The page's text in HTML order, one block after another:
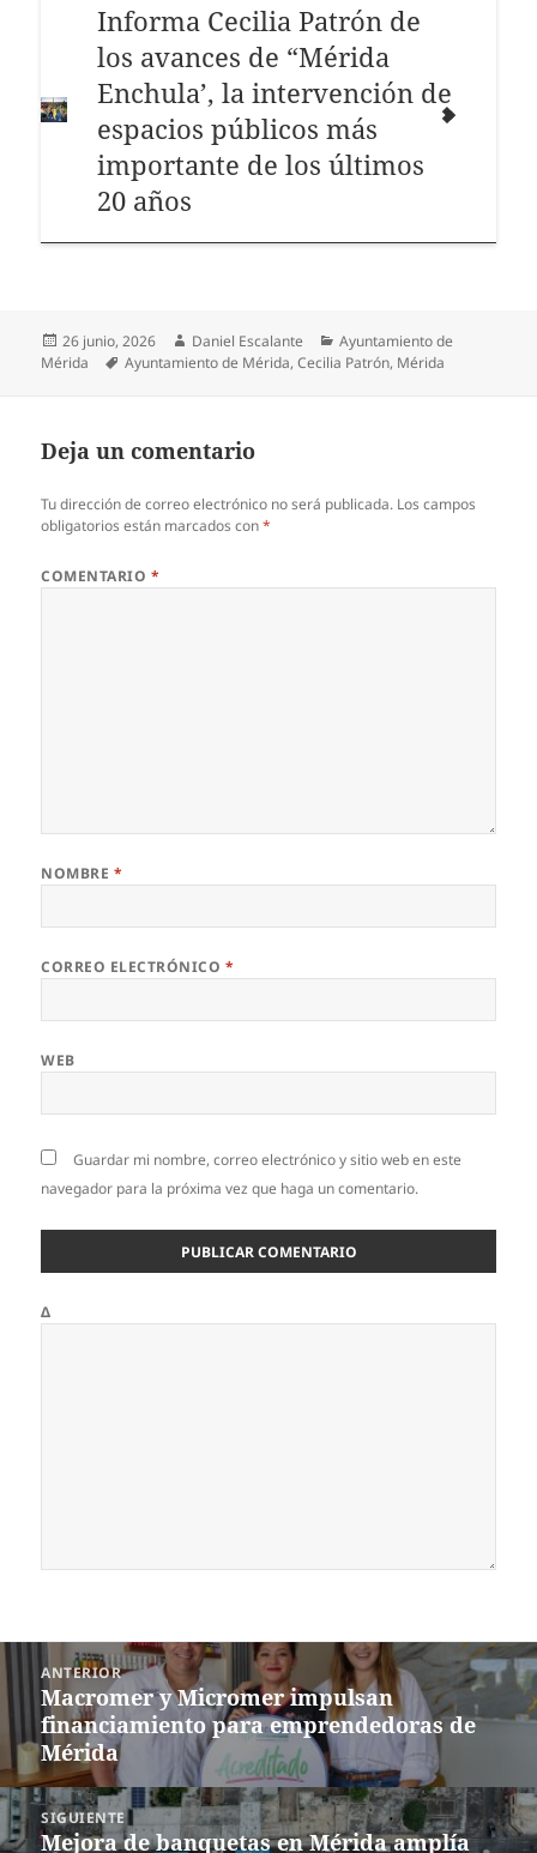
Informa Cecilia Patrón de
los avances de “Mérida
Enchula’, la intervención de
espacios públicos más
importante de los últimos
20 años
Publicado
el
26 junio, 2026 Autor
Daniel Escalante Categorías
Ayuntamiento de
Mérida
Etiquetas
Ayuntamiento de Mérida,Cecilia Patrón, Mérida
Deja un comentario
Tu dirección de correo electrónico no será publicada. Los campos
obligatorios están marcados con*
COMENTARIO *
NOMBRE *
CORREO ELECTRÓNICO *
WEB
Guardar mi nombre, correo electrónico y sitio web en este
navegador para la próxima vez que haga un comentario.
Δ
Navegación
entradas
ANTERIOR
Entrada
anterior:
Macromer y Micromer impulsan
financiamiento para emprendedoras de
Mérida
SIGUIENTE
Siguiente
Mejora de banquetas en Mérida amplía